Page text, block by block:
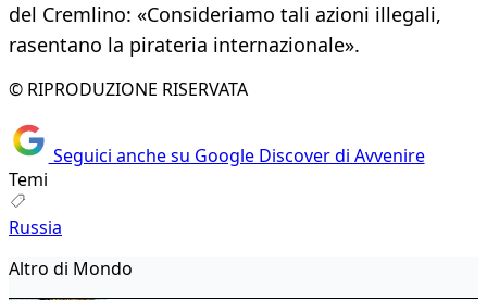
del Cremlino: «Consideriamo tali azioni illegali,
rasentano la pirateria internazionale».
© RIPRODUZIONE RISERVATA
Seguici anche su Google Discover di Avvenire
Temi
Russia
Altro di Mondo